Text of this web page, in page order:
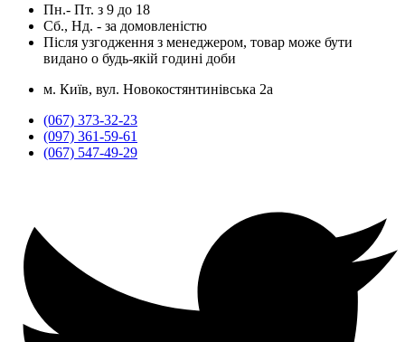
Пн.- Пт. з 9 до 18
Сб., Нд. - за домовленістю
Після узгодження з менеджером, товар може бути
видано о будь-якій годині доби
м. Київ, вул. Новокостянтинівська 2а
(067) 373-32-23
(097) 361-59-61
(067) 547-49-29